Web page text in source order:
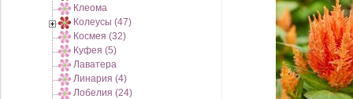
Клеома
Колеусы (47)
Космея (32)
Куфея (5)
Лаватера
Линария (4)
Лобелия (24)